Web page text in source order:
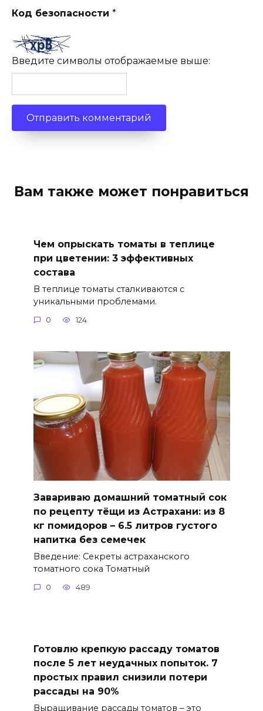
Код безопасности *
Введите символы отображаемые выше:
Вам также может понравиться
Чем опрыскать томаты в теплице
при цветении: 3 эффективных
состава
В теплице томаты сталкиваются с
уникальными проблемами.
0 124
Завариваю домашний томатный сок
по рецепту тёщи из Астрахани: из 8
кг помидоров – 6.5 литров густого
напитка без семечек
Введение: Секреты астраханского
томатного сока Томатный
0 489
Готовлю крепкую рассаду томатов
после 5 лет неудачных попыток. 7
простых правил снизили потери
рассады на 90%
Выращивание рассады томатов – это